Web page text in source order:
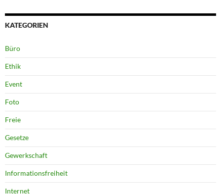
KATEGORIEN
Büro
Ethik
Event
Foto
Freie
Gesetze
Gewerkschaft
Informationsfreiheit
Internet